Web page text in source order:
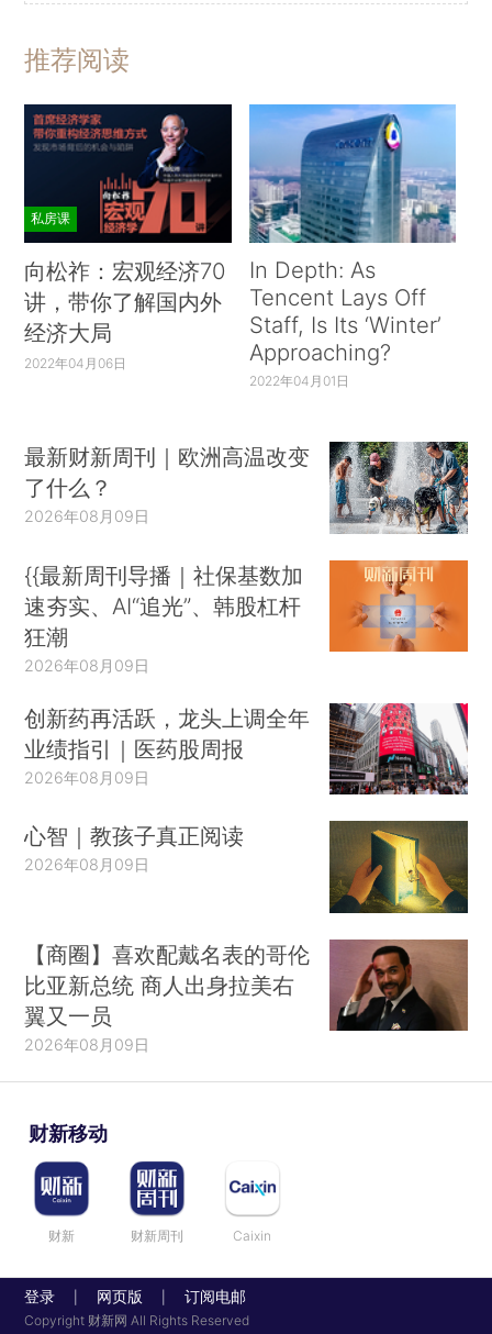
推荐阅读
私房课
向松祚：宏观经济70
讲，带你了解国内外
经济大局
2022年04月06日
In Depth: As
Tencent Lays Off
Staff, Is Its ‘Winter’
Approaching?
2022年04月01日
最新财新周刊｜欧洲高温改变
了什么？
2026年08月09日
{{最新周刊导播｜社保基数加
速夯实、AI“追光”、韩股杠杆
狂潮
2026年08月09日
创新药再活跃，龙头上调全年
业绩指引｜医药股周报
2026年08月09日
心智｜教孩子真正阅读
2026年08月09日
【商圈】喜欢配戴名表的哥伦
比亚新总统 商人出身拉美右
翼又一员
2026年08月09日
财新移动
财新 财新周刊 Caixin
登录 网页版 订阅电邮
Copyright 财新网 All Rights Reserved